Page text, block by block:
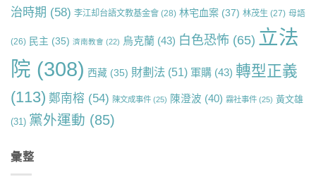
治時期 (58) 李江却台語文教基金會 (28) 林宅血案 (37) 林茂生 (27) 母語
(26) 民主 (35) 濟南教會 (22) 烏克蘭 (43) 白色恐怖 (65) 立法
院 (308) 西藏 (35) 財劃法 (51) 軍購 (43) 轉型正義
(113) 鄭南榕 (54) 陳文成事件 (25) 陳澄波 (40) 霧社事件 (25) 黃文雄
(31) 黨外運動 (85)
彙整